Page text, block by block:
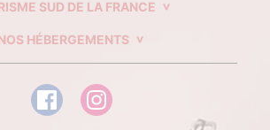
SUD DE LA FRANCE
HÉBERGEMENTS